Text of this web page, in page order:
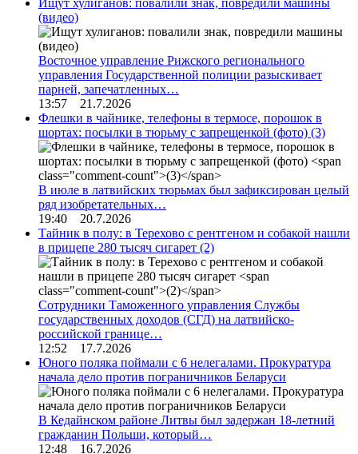
Ищут хулиганов: повалили знак, повредили машины
(видео)
Восточное управление Рижского регионального
управления Государственной полиции разыскивает
парней, запечатленных…
13:57 21.7.2026
Флешки в чайнике, телефоны в термосе, порошок в
шортах: посылки в тюрьму с запрещенкой (фото) (3)
В июле в латвийских тюрьмах был зафиксирован целый
ряд изобретательных…
19:40 20.7.2026
Тайник в полу: в Терехово с рентгеном и собакой нашли
в прицепе 280 тысяч сигарет (2)
Сотрудники Таможенного управления Службы
государственных доходов (СГД) на латвийско-
российской границе…
12:52 17.7.2026
Юного поляка поймали с 6 нелегалами. Прокуратура
начала дело против пограничников Беларуси
В Кедайнском районе Литвы был задержан 18-летний
гражданин Польши, который…
12:48 16.7.2026